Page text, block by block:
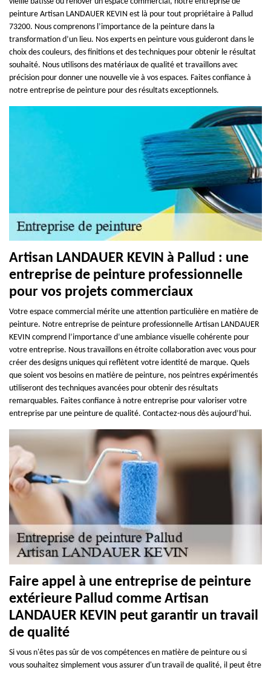
peinture Artisan LANDAUER KEVIN est là pour tout propriétaire à Pallud
73200. Nous comprenons l’importance de la peinture dans la
transformation d’un lieu. Nos experts en peinture vous guideront dans le
choix des couleurs, des finitions et des techniques pour obtenir le résultat
souhaité. Nous utilisons des matériaux de qualité et travaillons avec
précision pour donner une nouvelle vie à vos espaces. Faites confiance à
notre entreprise de peinture pour des résultats exceptionnels.
Artisan LANDAUER KEVIN à Pallud : une
entreprise de peinture professionnelle
pour vos projets commerciaux
Votre espace commercial mérite une attention particulière en matière de
peinture. Notre entreprise de peinture professionnelle Artisan LANDAUER
KEVIN comprend l’importance d’une ambiance visuelle cohérente pour
votre entreprise. Nous travaillons en étroite collaboration avec vous pour
créer des designs uniques qui reflètent votre identité de marque. Quels
que soient vos besoins en matière de peinture, nos peintres expérimentés
utiliseront des techniques avancées pour obtenir des résultats
remarquables. Faites confiance à notre entreprise pour valoriser votre
entreprise par une peinture de qualité. Contactez-nous dès aujourd’hui.
Faire appel à une entreprise de peinture
extérieure Pallud comme Artisan
LANDAUER KEVIN peut garantir un travail
de qualité
Si vous n'êtes pas sûr de vos compétences en matière de peinture ou si
vous souhaitez simplement vous assurer d'un travail de qualité, il peut être